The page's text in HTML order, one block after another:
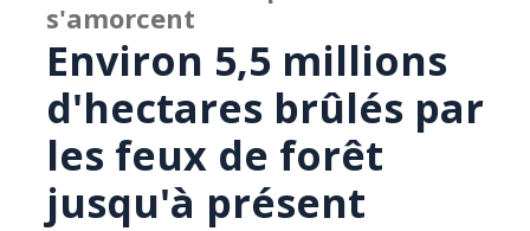
s'amorcent
Environ 5,5 millions
d'hectares brûlés par
les feux de forêt
jusqu'à présent